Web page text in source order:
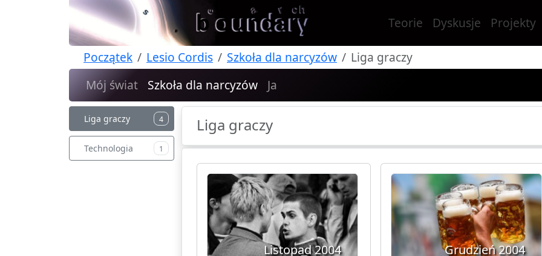
Teorie Dyskusje Projekty
Początek Lesio Cordis Szkoła dla narcyzów
Liga graczy
Mój świat
Szkoła dla narcyzów Ja
Liga graczy 4
Technologia 1
Liga graczy
Listopad 2004
Grudzień 2004